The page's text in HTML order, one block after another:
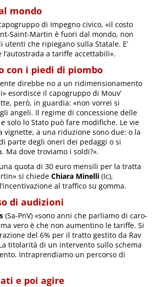
mondo
di Impegno civico, «il costo
Saint-Martin è fuori dal mondo, non
utenti che ripiegano sulla Statale. E’
a tariffe accettabili».
con i piedi di piombo
direbbe no a un ridimensionamento
esordisce il capogruppo di Mouv’
però, in guardia: «non vorrei si
angeli. Il regime di concessione delle
solo lo Stato può fare modifiche. Le vie
vignette, a una riduzione sono due: o la
parte degli oneri dei pedaggi o si
Ma dove troviamo i soldi?».
quota di 30 euro mensili per la tratta
si chiedeChiara Minelli (Ic),
al traffico su gomma.
di audizioni
(Sa-PnV) «sono anni che parliamo di caro-
vero è che non aumentino le tariffe. Si
del 6% per il tratto gestito da Rav
titolarità di un intervento sullo schema
Intraprendiamo un percorso di
e poi agire